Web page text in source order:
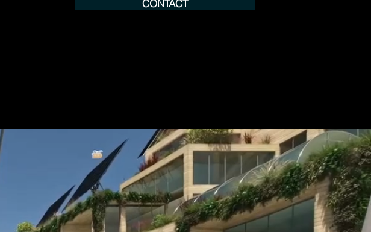
CONTACT